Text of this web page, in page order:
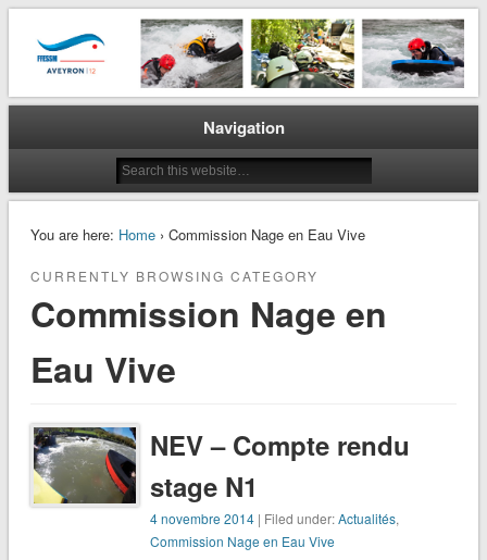
CODEP 12
La plongée en Aveyron…
Navigation
You are here: Home› Commission Nage en Eau Vive
CURRENTLY BROWSING CATEGORY
Commission Nage en
Eau Vive
NEV – Compte rendu
stage N1
4 novembre 2014 | Filed under:Actualités,
Commission Nage en Eau Vive